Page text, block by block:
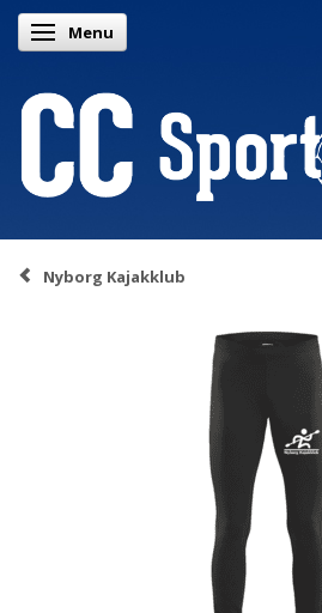
Skifte navigation
Menu
Nyborg Kajakklub